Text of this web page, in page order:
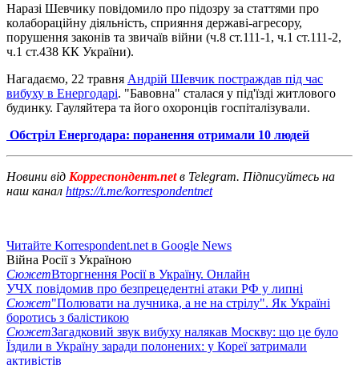
Наразі Шевчику повідомило про підозру за статтями про
колабораційну діяльність, сприяння державі-агресору,
порушення законів та звичаїв війни (ч.8 ст.111-1, ч.1 ст.111-2,
ч.1 ст.438 КК України).
Нагадаємо, 22 травня Андрій Шевчик постраждав під час
вибуху в Енергодарі. "Бавовна" сталася у під'їзді житлового
будинку. Гауляйтера та його охоронців госпіталізували.
Обстріл Енергодара: поранення отримали 10 людей
Новини від Корреспондент.netв Telegram. Підписуйтесь на
наш канал https://t.me/korrespondentnet
Читайте Korrespondent.net в Google News
Війна Росії з Україною
СюжетВторгнення Росії в Україну. Онлайн
УЧХ повідомив про безпрецедентні атаки РФ у липні
Сюжет"Полювати на лучника, а не на стрілу". Як Україні
боротись з балістикою
СюжетЗагадковий звук вибуху налякав Москву: що це було
Їздили в Україну заради полонених: у Кореї затримали
активістів